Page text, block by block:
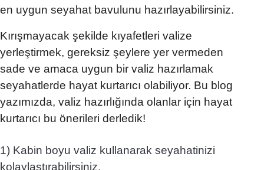
en uygun seyahat bavulunu hazırlayabilirsiniz.
Kırışmayacak şekilde kıyafetleri valize
yerleştirmek, gereksiz şeylere yer vermeden
sade ve amaca uygun bir valiz hazırlamak
seyahatlerde hayat kurtarıcı olabiliyor. Bu blog
yazımızda, valiz hazırlığında olanlar için hayat
kurtarıcı bu önerileri derledik!
1) Kabin boyu valiz kullanarak seyahatinizi
kolaylaştırabilirsiniz.